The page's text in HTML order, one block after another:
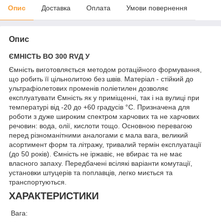
Опис Доставка Оплата Умови повернення
Опис
ЄМНІСТЬ ВО 300 RVД У
Ємність виготовляється методом ротаційного формування,
що робить її цільнолитою без швів. Матеріал - стійкий до
ультрафіолетових променів поліетилен дозволяє
експлуатувати Ємність як у приміщенні, так і на вулиці при
температурі від -20 до +60 градусів °С. Призначена для
роботи з дуже широким спектром харчових та не харчових
речовин: вода, олії, кислоти тощо. Основною перевагою
перед різноманітними аналогами є мала вага, великий
асортимент форм та літражу, тривалий термін експлуатації
(до 50 років). Ємність не іржавіє, не вбирає та не має
власного запаху. Передбачені всілякі варіанти комутації,
установки штуцерів та поплавців, легко миється та
транспортуються.
ХАРАКТЕРИСТИКИ
Вага: